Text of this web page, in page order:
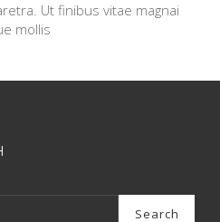
Ut finibus vitae magnai
mollis